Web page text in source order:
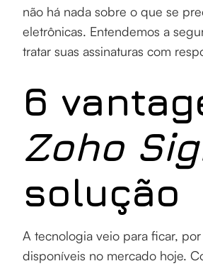
não há nada sobre o que se
eletrônicas. Entendemos a
tratar suas assinaturas com
6
Zoho
solução
A tecnologia veio para ficar,
disponíveis no mercado hoje.